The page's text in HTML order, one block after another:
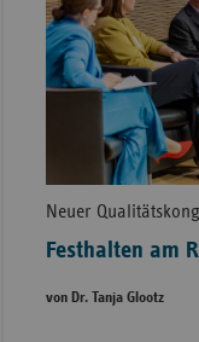
Neuer
Festhalten am
von Dr. Tanja Glootz